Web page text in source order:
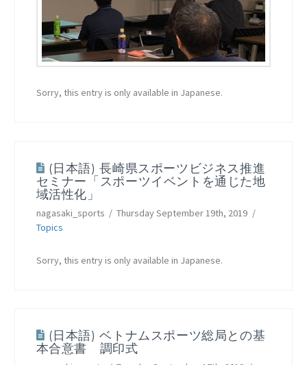
Sorry, this entry is only available in Japanese.
(日本語) 長崎県スポーツビジネス推進
セミナー「スポーツイベントを通じた地
域活性化」
nagasaki_sports
Thursday September 19th, 2019
Topics
Sorry, this entry is only available in Japanese.
(日本語) ベトナムスポーツ総局との基
本合意書 調印式